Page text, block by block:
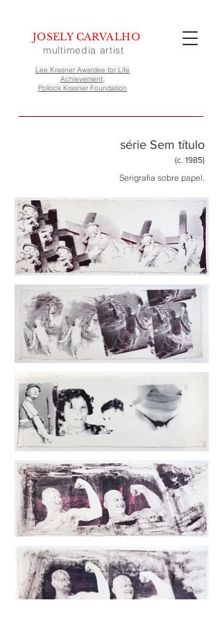
Lee Krasner Awardee for Life
Achievement,
Pollock Krasner Foundation
JOSELY CARVALHO
multimedia artist
série Sem título
(c. 1985)
Serigrafia sobre papel.